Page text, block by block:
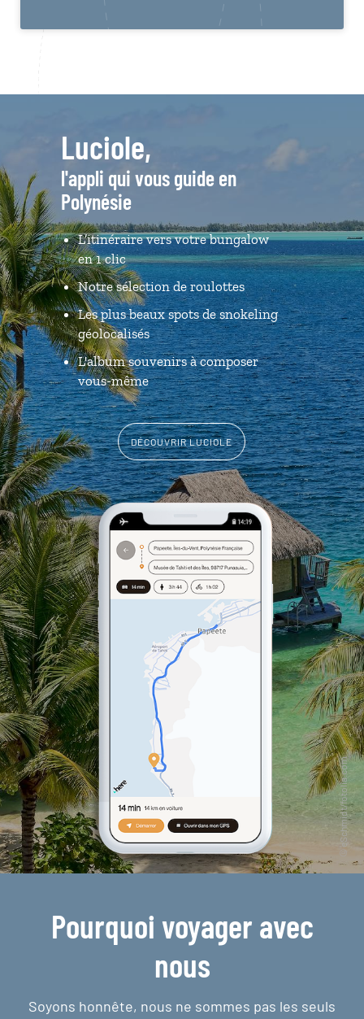
Luciole,
l'appli qui vous guide en
Polynésie
L’itinéraire vers votre bungalow
en 1 clic
Notre sélection de roulottes
Les plus beaux spots de snokeling
géolocalisés
L'album souvenirs à composer
vous-même
DÉCOUVRIR LUCIOLE
Pourquoi voyager avec
nous
Soyons honnête, nous ne sommes pas les seuls